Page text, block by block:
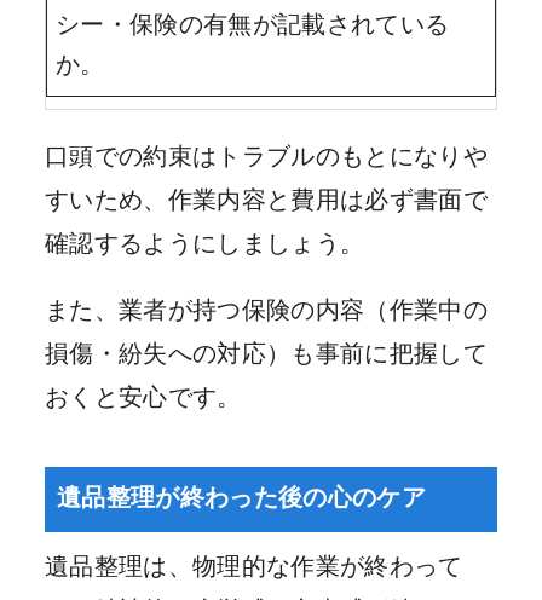
シー・保険の有無が記載されている
か。
口頭での約束はトラブルのもとになりや
すいため、作業内容と費用は必ず書面で
確認するようにしましょう。
また、業者が持つ保険の内容（作業中の
損傷・紛失への対応）も事前に把握して
おくと安心です。
遺品整理が終わった後の心のケア
遺品整理は、物理的な作業が終わって